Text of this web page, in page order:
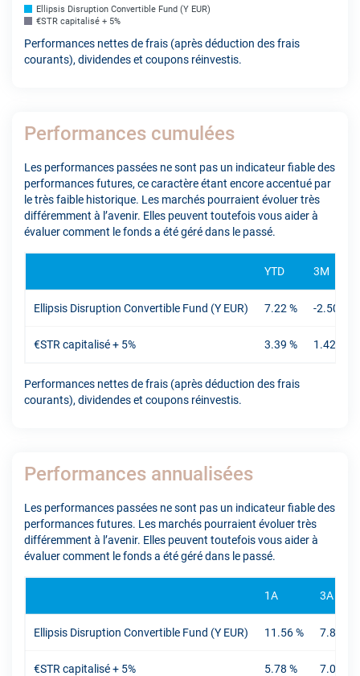
Ellipsis Disruption Convertible Fund (Y EUR)
€STR capitalisé + 5%
Performances nettes de frais (après déduction des frais
courants), dividendes et coupons réinvestis.
Performances cumulées
Les performances passées ne sont pas un indicateur fiable des
performances futures, ce caractère étant encore accentué par
le très faible historique. Les marchés pourraient évoluer très
différemment à l’avenir. Elles peuvent toutefois vous aider à
évaluer comment le fonds a été géré dans le passé.
YTD 3M
Ellipsis Disruption Convertible Fund (Y EUR) 7.22 % -2.50 %
€STR capitalisé + 5% 3.39 % 1.42 %
Performances nettes de frais (après déduction des frais
courants), dividendes et coupons réinvestis.
Performances annualisées
Les performances passées ne sont pas un indicateur fiable des
performances futures. Les marchés pourraient évoluer très
différemment à l’avenir. Elles peuvent toutefois vous aider à
évaluer comment le fonds a été géré dans le passé.
1A 3A
Ellipsis Disruption Convertible Fund (Y EUR) 11.56 % 7.83 %
€STR capitalisé + 5% 5.78 % 7.03 %